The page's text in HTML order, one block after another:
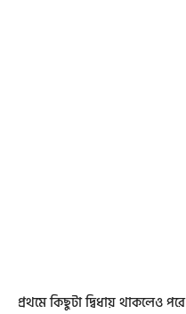
প্রথমে কিছুটা দ্বিধায় থাকলেও